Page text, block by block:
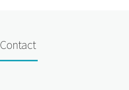
Contact